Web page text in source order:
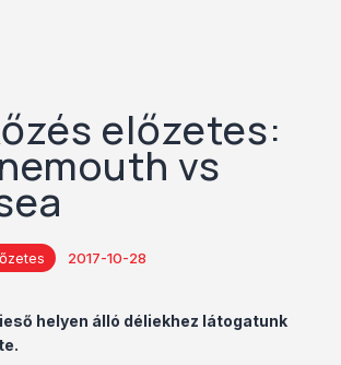
előzetes:
vs
2017-10-28
helyen álló déliekhez látogatunk